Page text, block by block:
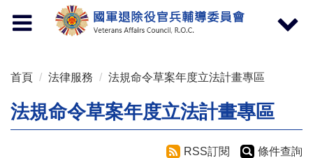
Toggle
navigation
Toggle
首頁 法律服務 法規命令草案年度立法計畫專區
法規命令草案年度立法計畫專區
RSS訂閱 條件查詢